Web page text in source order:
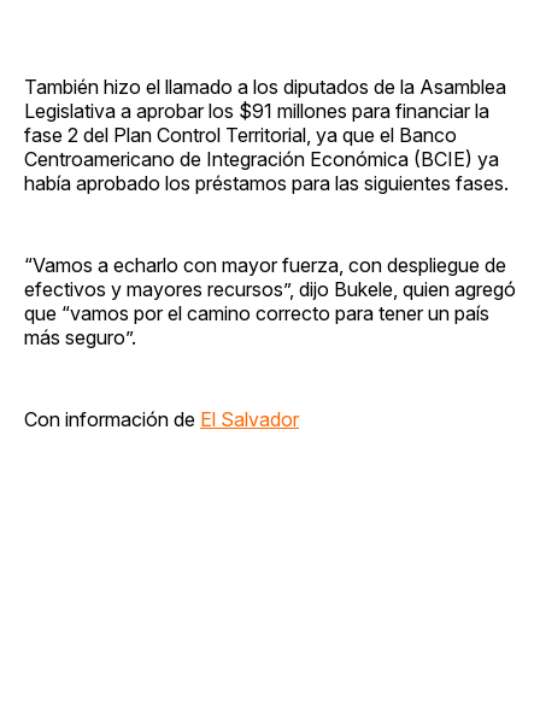
También hizo el llamado a los diputados de la Asamblea
Legislativa a aprobar los $91 millones para financiar la
fase 2 del Plan Control Territorial, ya que el Banco
Centroamericano de Integración Económica (BCIE) ya
había aprobado los préstamos para las siguientes fases.
“Vamos a echarlo con mayor fuerza, con despliegue de
efectivos y mayores recursos”, dijo Bukele, quien agregó
que “vamos por el camino correcto para tener un país
más seguro”.
Con información de El Salvador